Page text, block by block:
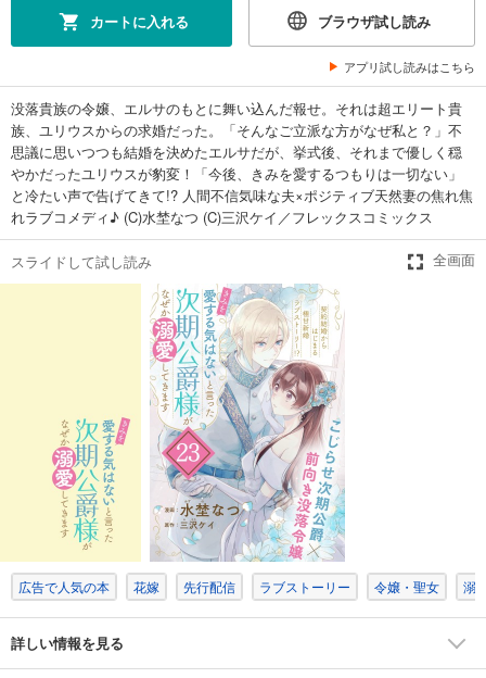
カートに入れる ブラウザ試し読み
アプリ試し読みはこちら
没落貴族の令嬢、エルサのもとに舞い込んだ報せ。それは超エリート貴
族、ユリウスからの求婚だった。「そんなご立派な方がなぜ私と？」不
思議に思いつつも結婚を決めたエルサだが、挙式後、それまで優しく穏
やかだったユリウスが豹変！「今後、きみを愛するつもりは一切ない」
と冷たい声で告げてきて!? 人間不信気味な夫×ポジティブ天然妻の焦れ焦
れラブコメディ♪ (C)水埜なつ (C)三沢ケイ／フレックスコミックス
スライドして試し読み 全画面
広告で人気の本 花嫁 先行配信 ラブストーリー 令嬢・聖女 溺
詳しい情報を見る
「きみを愛する気はない」と言った次期公爵様がなぜか溺愛してきます（単話版）第15話
165
試し読み
あらすじを表示する
「きみを愛する気はない」と言った次期公爵様がなぜか溺愛してきます（単話版）第16話
165円 (税込)
あらすじを表示する
円 (税込)
あらすじを表示する
円 (税込)
「きみを愛する気はない」と言った次期公爵様がなぜか溺愛してきます（単話版）第19話